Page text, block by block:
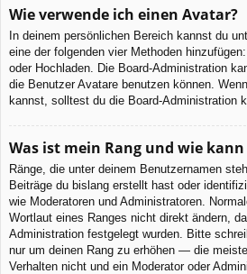
Wie verwende ich einen Avatar?
In deinem persönlichen Bereich kannst du
eine der folgenden vier Methoden
oder Hochladen. Die Board-Administration
die Benutzer Avatare benutzen können.
kannst, solltest du die Board-Administration
Was ist mein Rang und wie
Ränge, die unter deinem Benutzernamen
Beiträge du bislang erstellt hast oder
wie Moderatoren und Administratoren.
Wortlaut eines Ranges nicht direkt ändern,
Administration festgelegt wurden. Bitte
nur um deinen Rang zu erhöhen — die
Verhalten nicht und ein Moderator oder